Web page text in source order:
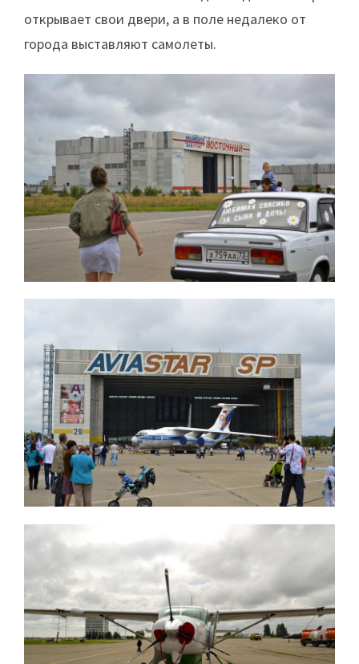
открывает свои двери, а в поле недалеко от
города выставляют самолеты.